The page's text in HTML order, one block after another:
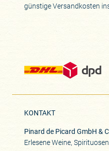
günstige Versandkosten
KONTAKT
Pinard de Picard GmbH &
Erlesene Weine,